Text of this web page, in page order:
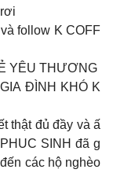
follow K COFF
YÊU THƯƠNG
ĐÌNH KHÓ K
thật đủ đầy và ấ
SINH đã g
các hộ nghèo